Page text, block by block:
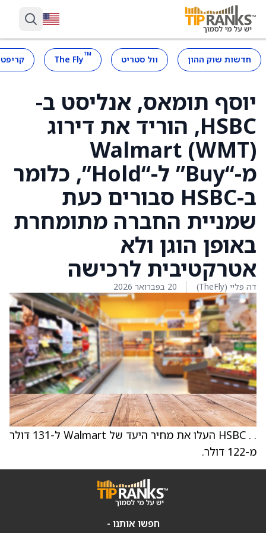
חדשות שוק ההון וול סטריט ™
The Fly
יוסף תומאס, אנליסט ב-
HSBC, הוריד את דירוג
Walmart (WMT)
מ-“Buy” ל-“Hold”, כלומר
ב-HSBC סבורים כעת
שמניית החברה מתומחרת
באופן הוגן ולא
אטרקטיבית לרכישה
דה פליי (TheFly) 20 בפברואר 2026
. . HSBC העלו את מחיר היעד של Walmart ל-131 דולר
מ-122 דולר.
חפשו אותנו -